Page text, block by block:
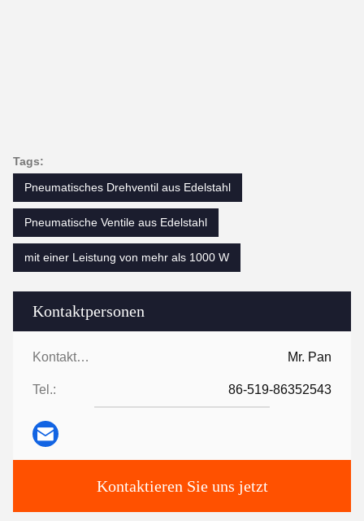
Kontaktpersonen
Kontaktpersonen: Mr. Pan
Tel.: 86-519-86352543
Kontaktieren Sie uns jetzt
Tags:
Pneumatisches Drehventil aus Edelstahl
Pneumatische Ventile aus Edelstahl
mit einer Leistung von mehr als 1000 W